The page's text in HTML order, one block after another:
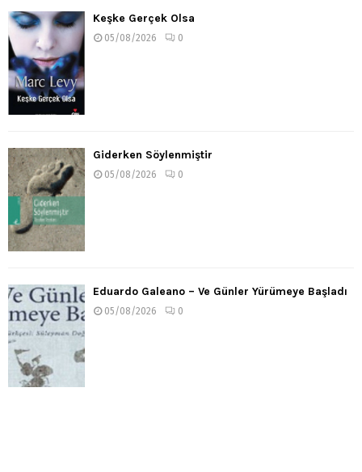
Keşke Gerçek Olsa
05/08/2026 0
Giderken Söylenmiştir
05/08/2026 0
Eduardo Galeano – Ve Günler Yürümeye Başladı
05/08/2026 0